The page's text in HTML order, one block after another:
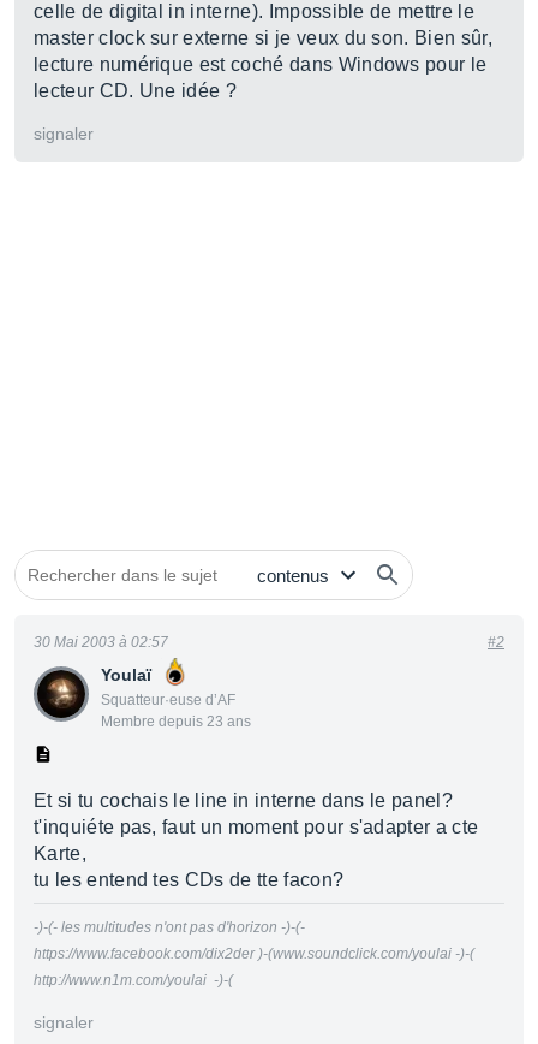
celle de digital in interne). Impossible de mettre le
master clock sur externe si je veux du son. Bien sûr,
lecture numérique est coché dans Windows pour le
lecteur CD. Une idée ?
signaler
Youlaï
Squatteur·euse d’AF
Membre depuis 23 ans
30 Mai 2003 à 02:57 #2
Et si tu cochais le line in interne dans le panel?
t'inquiéte pas, faut un moment pour s'adapter a cte
Karte,
tu les entend tes CDs de tte facon?
-)-(- les multitudes n'ont pas d'horizon -)-(-
https://www.facebook.com/dix2der )-(www.soundclick.com/youlai -)-(
http://www.n1m.com/youlai -)-(
signaler